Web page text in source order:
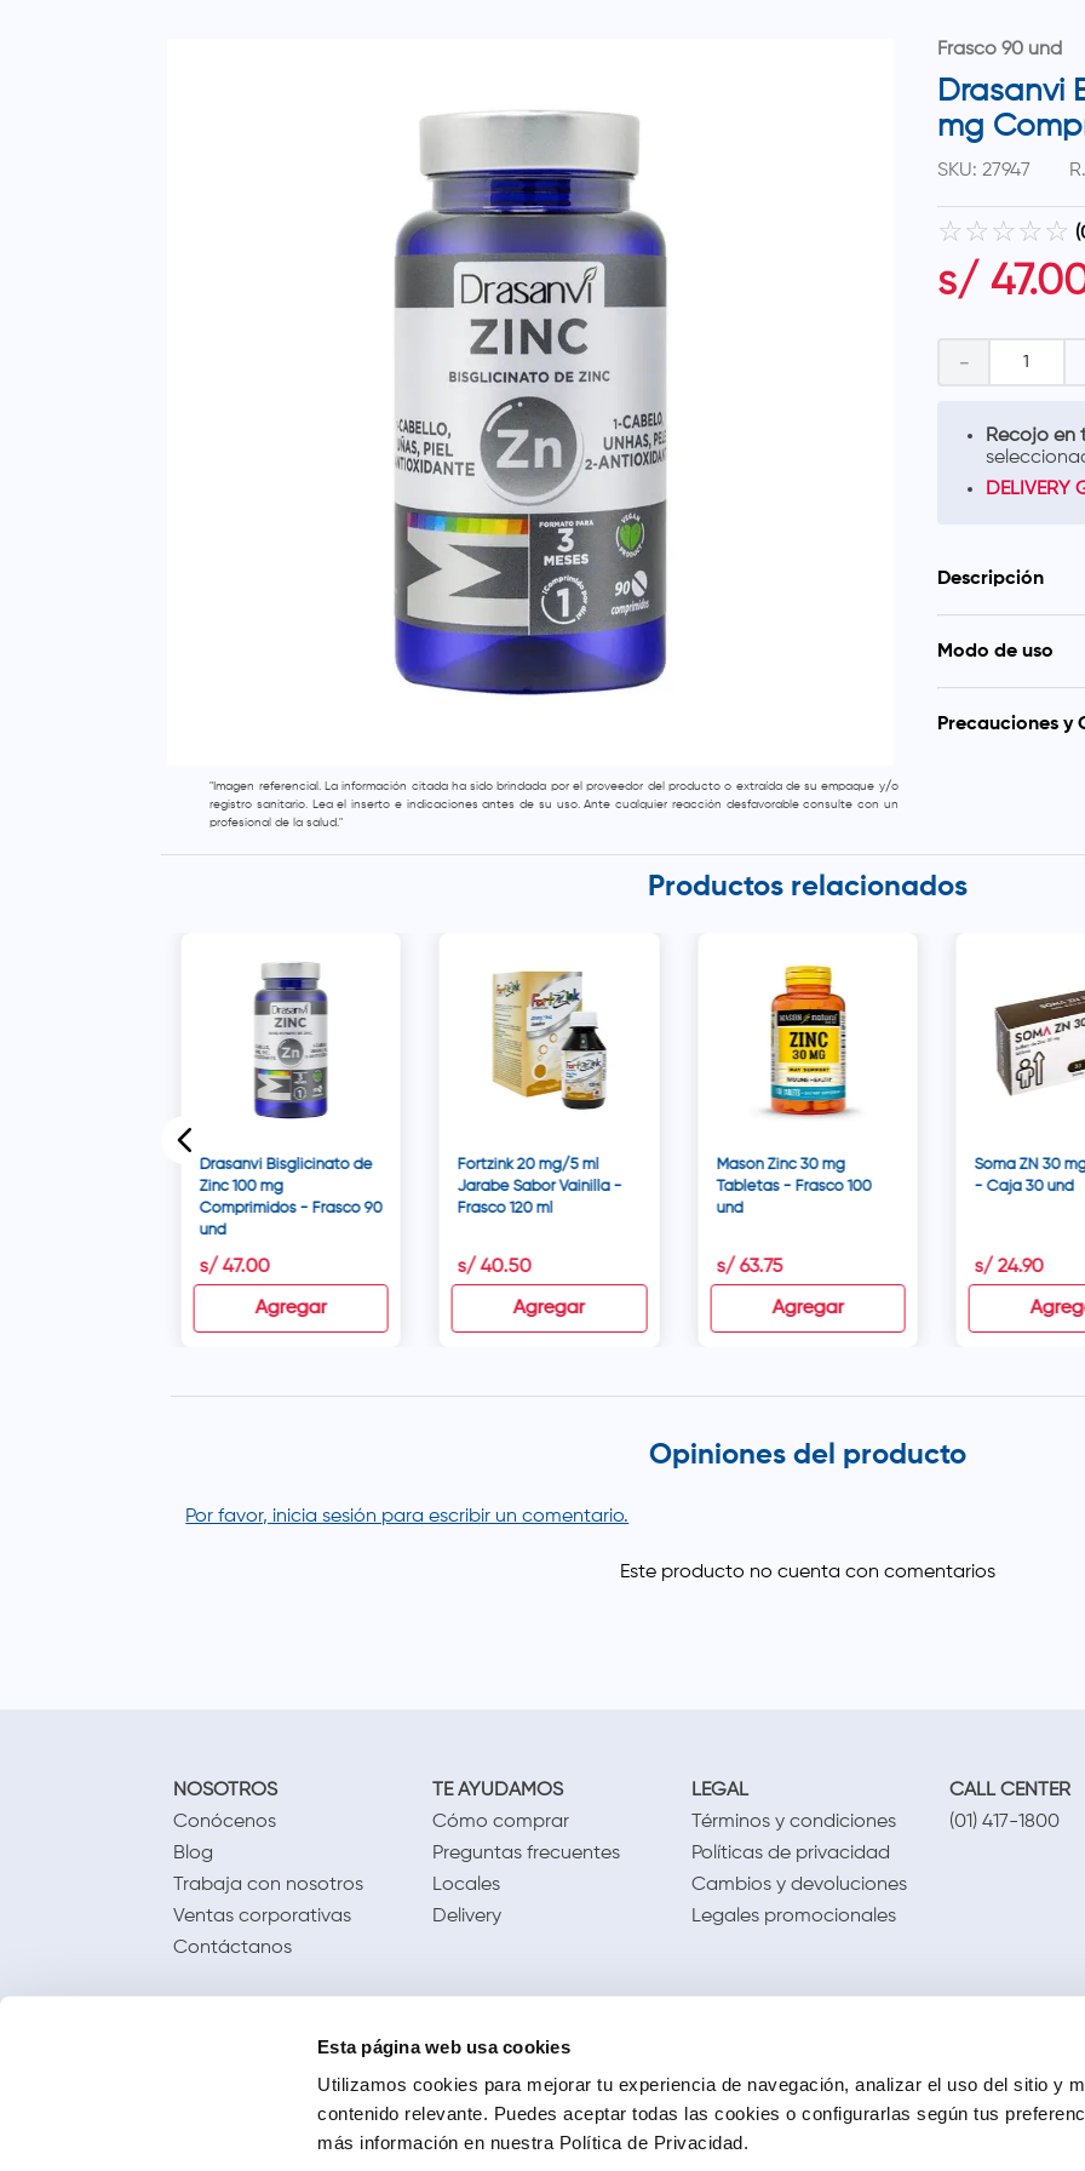
Esta página web usa cookies
Utilizamos cookies para mejorar tu experiencia de navegación, analizar el uso del sitio y
contenido relevante. Puedes aceptar todas las cookies o configurarlas según tus
más información en nuestra Política de Privacidad.
"Imagen referencial. La información citada ha sido brindada por el proveedor del producto o extraída de su empaque y/o
registro sanitario. Lea el inserto e indicaciones antes de su uso. Ante cualquier reacción desfavorable consulte con un
profesional de la salud."
Frasco 90 und
Drasanvi
mg
SKU: 27947
☆ ☆ ☆ ☆ ☆ (
s/ 47.
－
Recojo en
DELIVERY
Descripción
El Zinc es un
numerosas
Bisglicinato, el
más que otras
Modo de uso
Precauciones y
Productos relacionados
Drasanvi Bisglicinato de
Zinc 100 mg
Comprimidos - Frasco 90
und
s/ 47.00
Agregar
Fortzink 20 mg/5 ml
Jarabe Sabor Vainilla -
Frasco 120 ml
s/ 40.50
Agregar
Mason Zinc 30 mg
Tabletas - Frasco 100
und
s/ 63.75
Agregar
Soma ZN 30
- Caja 30 und
s/ 24.90
Opiniones del producto
Por favor, inicia sesión para escribir un comentario.
NOSOTROS
Conócenos
Blog
Trabaja con nosotros
Ventas corporativas
Contáctanos
TE AYUDAMOS
Cómo comprar
Preguntas frecuentes
Locales
Delivery
LEGAL
Términos y condiciones
Políticas de privacidad
Cambios y devoluciones
Legales promocionales
CALL CENTER
(01) 417-1800